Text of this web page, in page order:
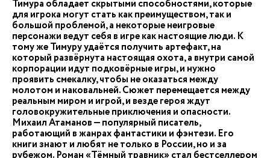
Тимура обладает скрытыми способностями, которые
для игрока могут стать как преимуществом, так и
большой проблемой, а некоторые неигровые
персонажи ведут себя в игре как настоящие люди. К
тому же Тимуру удаётся получить артефакт, на
который развёрнута настоящая охота, а внутри самой
корпорации идут подковёрные игры, и нужно
проявить смекалку, чтобы не оказаться между
молотом и наковальней. Сюжет перемещается между
реальным миром и игрой, и везде героя ждут
головокружительные приключения и опасности.
Михаил Атаманов — популярный писатель,
работающий в жанрах фантастики и фэнтези. Его
книги знают и любят не только в России, но и за